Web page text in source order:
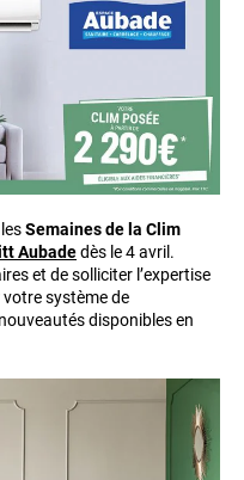
lesSemaines de la Clim
Aubadedès le 4 avril.
et de solliciter l’expertise
système de
disponibles en